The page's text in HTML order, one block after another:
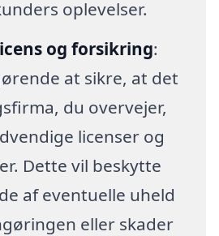
oplevelser.
og forsikring:
at sikre, at det
du overvejer,
licenser og
Dette vil beskytte
af eventuelle uheld
eller skader